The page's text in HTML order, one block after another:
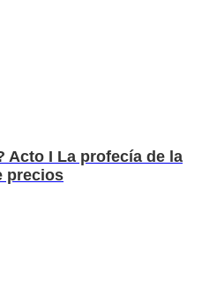
Acto I La profecía de la
precios